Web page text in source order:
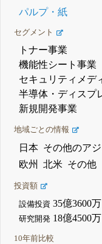
パルプ・紙
セグメント
トナー事業
機能性シート事業
セキュリティメデ
半導体・ディスプ
新規開発事業
地域ごとの情報
日本 その他のア
欧州
北米 その他
投資額
設備投資 35億3600
研究開発 18億4500
10年前比較